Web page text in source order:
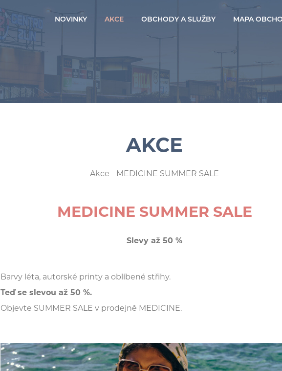
NOVINKY AKCE OBCHODY A SLUŽBY MAPA
AKCE
Akce - MEDICINE SUMMER SALE
MEDICINE SUMMER SALE
Slevy až 50 %
Barvy léta, autorské printy a oblíbené střihy.
Teď se slevou až 50 %.
Objevte SUMMER SALE v prodejně MEDICINE.